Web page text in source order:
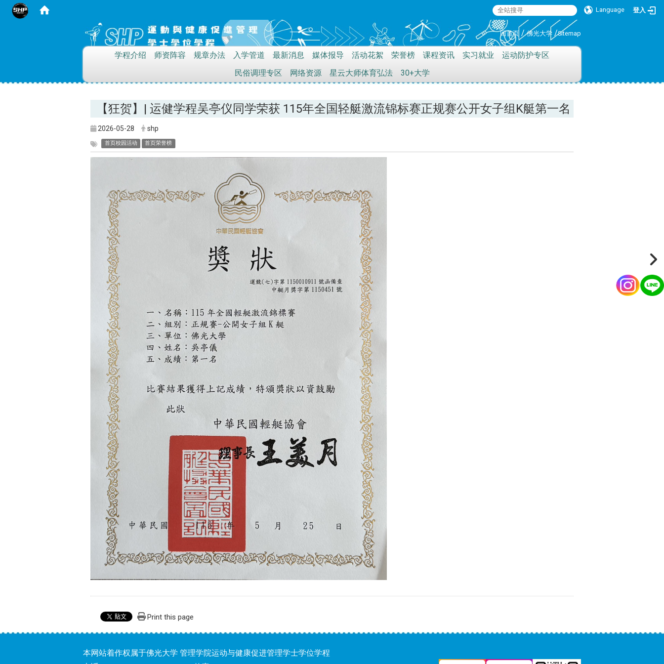
Language 登入
::: 回首页 /佛光大学 /Sitemap
::: 学程介绍 师资阵容 规章办法 入学管道 最新消息 媒体报导 活动花絮 荣誉榜 课程资讯 实习就业
运动防护专区
民俗调理专区
网络资源 星云大师体育弘法 30+大学
【狂贺】| 运健学程吴亭仪同学荣获 115年全国轻艇激流锦标赛正规赛公开女子组K艇第一名
2026-05-28 shp
首页校园活动 首页荣誉榜
Print this page
本网站着作权属于佛光大学 管理学院运动与健康促进管理学士学位学程